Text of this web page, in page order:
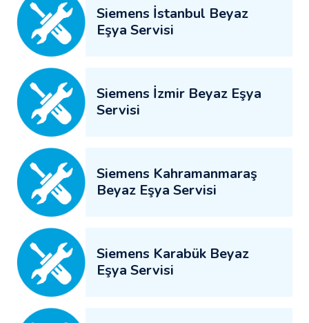
Siemens İstanbul Beyaz
Eşya Servisi
Siemens İzmir Beyaz Eşya
Servisi
Siemens Kahramanmaraş
Beyaz Eşya Servisi
Siemens Karabük Beyaz
Eşya Servisi